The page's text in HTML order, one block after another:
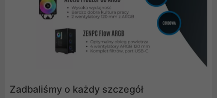
Zadbaliśmy o każdy szczegół